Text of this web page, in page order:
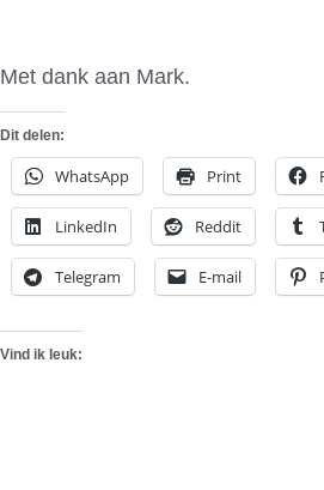
Met dank aan Mark.
Dit delen:
WhatsApp Print
LinkedIn Reddit
Telegram E-mail
Vind ik leuk: